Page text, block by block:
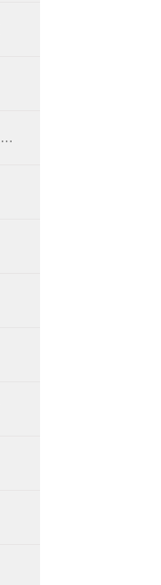
合成切削液单片、叠片防锈性测定仪